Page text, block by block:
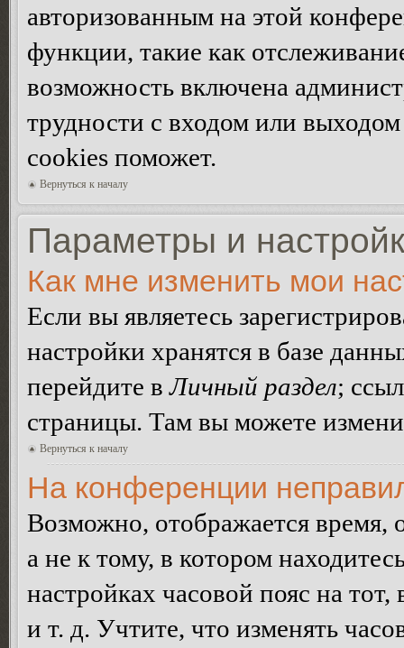
авторизованным на этой
функции, такие как
возможность включена
трудности с входом или
cookies поможет.
Вернуться к началу
Параметры и
Как мне изменить мои
Если вы являетесь
настройки хранятся в базе
перейдите вЛичный раздел;
страницы. Там вы можете
Вернуться к началу
На конференции
Возможно, отображается время,
а не к тому, в котором
настройках часовой пояс на
и т. д. Учтите, что изменять